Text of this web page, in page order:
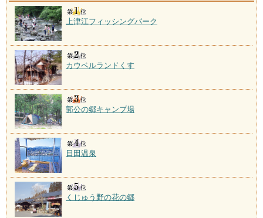
施設数：4軒
九重連山の北ろく、飯田高原の一角、玖珠川沿いにあ
上津江フィッシングパーク
カウベルランドくす
郭公の郷キャンプ場
日田温泉
くじゅう野の花の郷